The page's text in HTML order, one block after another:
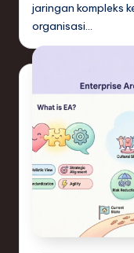
jaringan kompleks
organisasi…